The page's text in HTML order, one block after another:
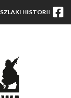
SZLAKI HISTORII